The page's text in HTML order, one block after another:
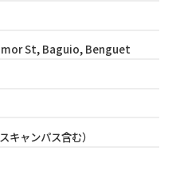
St, Baguio, Benguet
キャンパス含む）